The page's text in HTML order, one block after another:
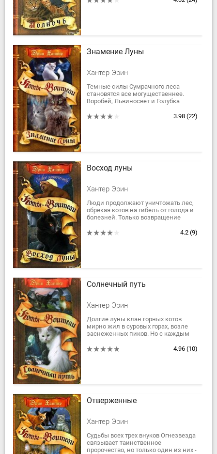
Знамение Луны
Хантер Эрин
Темные силы Сумрачного леса
становятся все могущественнее.
Воробей, Львиносвет и Голубка
разгадать смысл Пророчества, это
3.98 (22)
Восход луны
Хантер Эрин
Люди продолжают уничтожать лес,
обрекая котов на гибель от голода и
болезней. Только возвращение
может дать отчаявшимся котам4.2 (9)
Солнечный путь
Хантер Эрин
Долгие луны клан горных котов
мирно жил в суровых горах, возле
заснеженных пиков. Но с каждым
все суровее, дичь стала покидать
4.96 (10)
Отверженные
Хантер Эрин
Судьбы всех трех внуков Огнезвезда
связывает таинственное
пророчество, но только один из них -